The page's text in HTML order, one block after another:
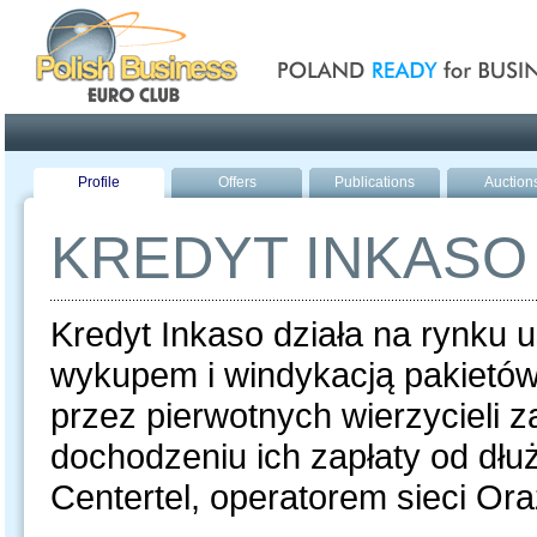
Profile Offers Publications
KREDYT INKASO
Kredyt Inkaso działa na rynku
wykupem i windykacją
przez pierwotnych wierzycieli
dochodzeniu ich zapłaty od
Centertel, operatorem sieci